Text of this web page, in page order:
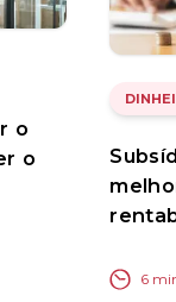
o
o
6